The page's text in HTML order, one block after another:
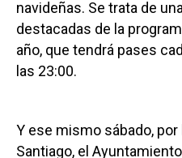
navideñas. Se trata de
destacadas de la
año, que tendrá pases
las 23:00.
Y ese mismo sábado, por
Santiago, el